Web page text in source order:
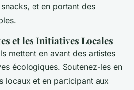
et en portant des
et les Initiatives Locales
mettent en avant des artistes
écologiques. Soutenez-les en
locaux et en participant aux